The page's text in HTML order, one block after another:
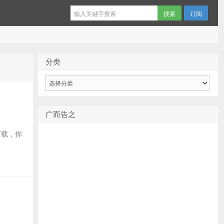
订阅
，你
分类
广而告之